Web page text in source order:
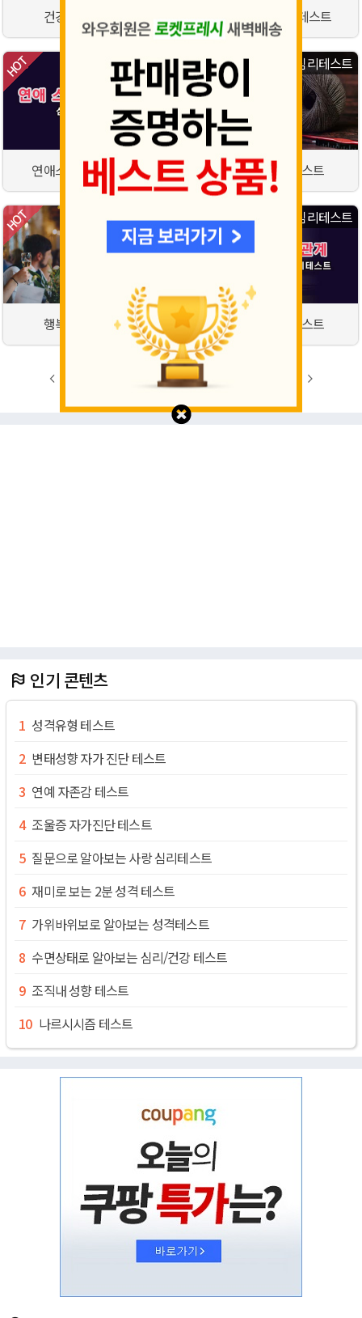
건강관리법 테스트 꽃으로 보는 심리테스트
심리테스트
연애스타일 심리테스트
심리테스트
인간관계 심리테스트
심리테스트
행복도 심리테스트
심리테스트
대인관계 심리테스트
5 6
인기 콘텐츠
성격유형 테스트
변태성향 자가 진단 테스트
연예 자존감 테스트
조울증 자가진단 테스트
질문으로 알아보는 사랑 심리테스트
재미로 보는 2분 성격 테스트
가위바위보로 알아보는 성격테스트
수면상태로 알아보는 심리/건강 테스트
조직내 성향 테스트
나르시시즘 테스트